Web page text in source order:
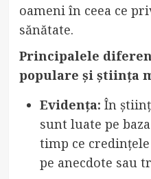
oameni în ceea ce
sănătate.
Principalele
populare și știința
Evidența: În
sunt luate pe
timp ce
pe anecdote sau